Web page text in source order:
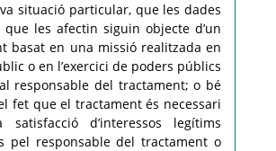
situació particular, que les dades
que les afectin siguin objecte d’un
basat en una missió realitzada en
o en l’exercici de poders públics
responsable del tractament; o bé
fet que el tractament és necessari
d’interessos legítims
pel responsable del tractament o